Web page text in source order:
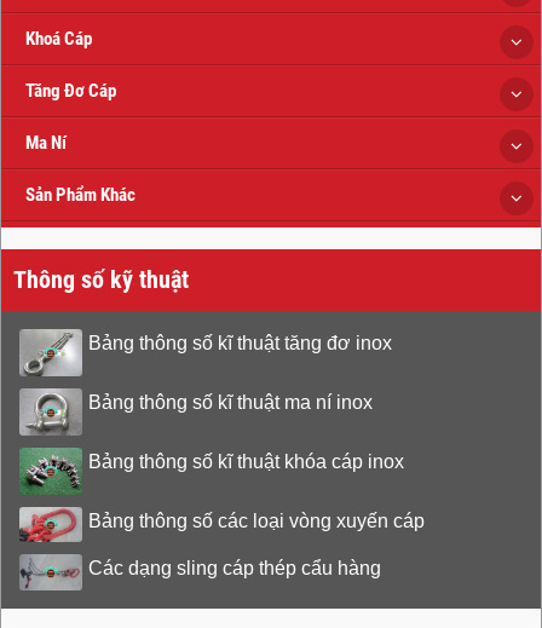
Khoá Cáp
Tăng Đơ Cáp
Ma Ní
Sản Phẩm Khác
Thông số kỹ thuật
Bảng thông số kĩ thuật tăng đơ inox
Bảng thông số kĩ thuật ma ní inox
Bảng thông số kĩ thuật khóa cáp inox
Bảng thông số các loại vòng xuyến cáp
Các dạng sling cáp thép cẩu hàng